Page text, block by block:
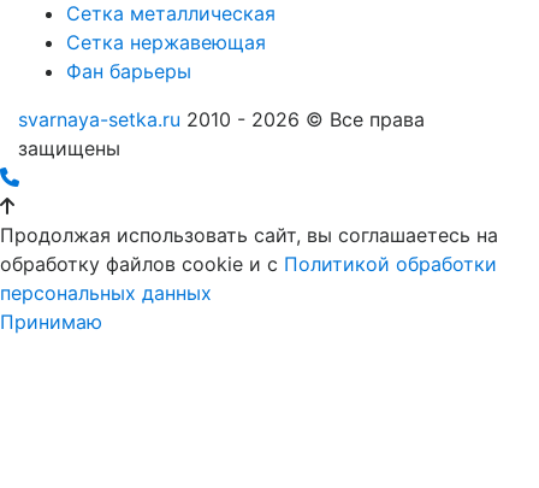
Сетка металлическая
Сетка нержавеющая
Фан барьеры
svarnaya-setka.ru 2010 - 2026 © Все права
защищены
Продолжая использовать сайт, вы соглашаетесь на
обработку файлов cookie и c Политикой обработки
персональных данных
Принимаю